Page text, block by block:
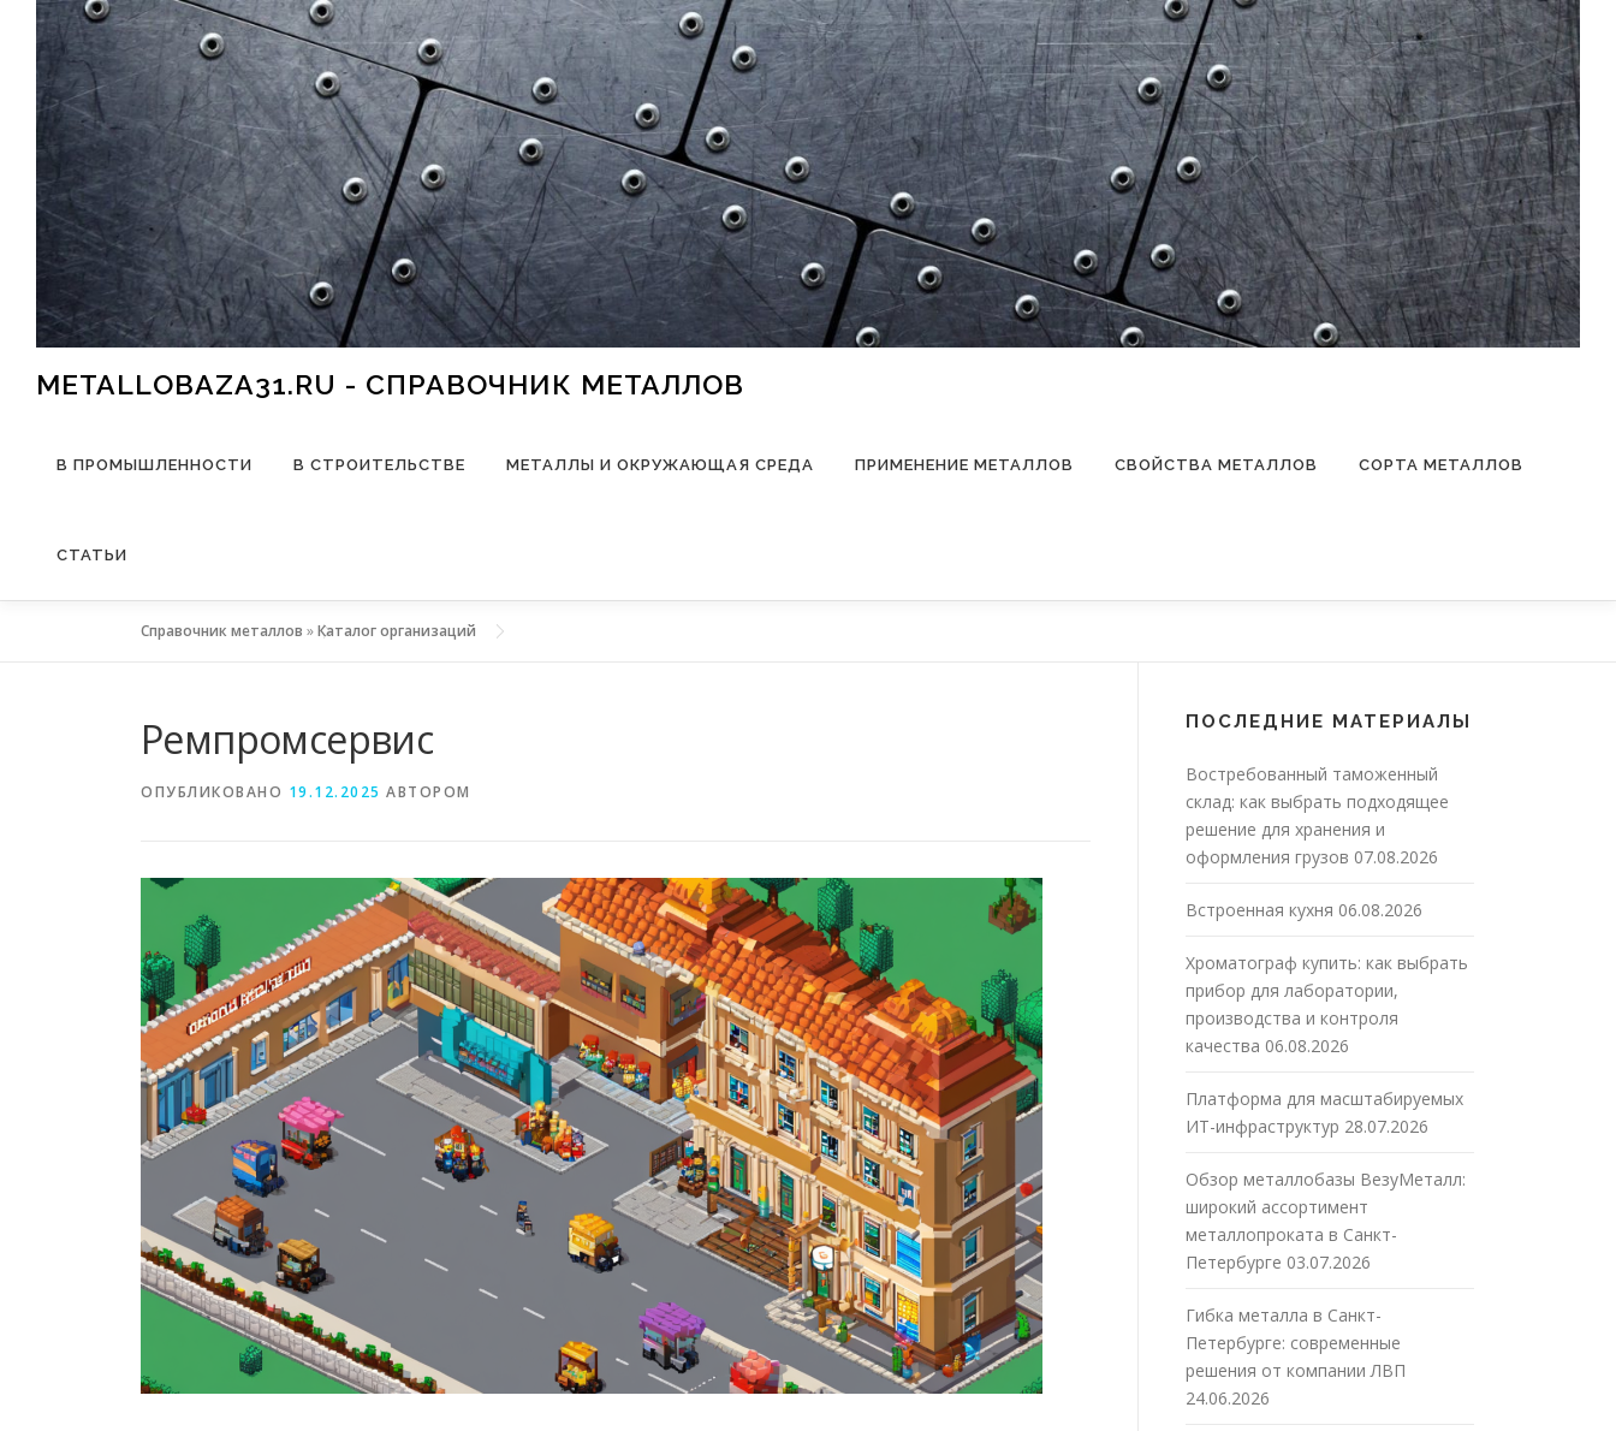
Перейти к содержимому
METALLOBAZA31.RU - СПРАВОЧНИК МЕТАЛЛОВ
В ПРОМЫШЛЕННОСТИ В СТРОИТЕЛЬСТВЕ МЕТАЛЛЫ И ОКРУЖАЮЩАЯ СРЕДА ПРИМЕНЕНИЕ МЕТАЛЛОВ СВОЙСТВА МЕТАЛЛОВ СОРТА МЕТАЛЛОВ
СТАТЬИ
Справочник металлов »Каталог организаций
Ремпромсервис
ОПУБЛИКОВАНО 19.12.2025 АВТОРОМ
ПОСЛЕДНИЕ МАТЕРИАЛЫ
Востребованный таможенный
склад: как выбрать подходящее
решение для хранения и
оформления грузов 07.08.2026
Встроенная кухня 06.08.2026
Хроматограф купить: как выбрать
прибор для лаборатории,
производства и контроля
качества 06.08.2026
Платформа для масштабируемых
ИТ-инфраструктур 28.07.2026
Обзор металлобазы ВезуМеталл:
широкий ассортимент
металлопроката в Санкт-
Петербурге 03.07.2026
Гибка металла в Санкт-
Петербурге: современные
решения от компании ЛВП
24.06.2026